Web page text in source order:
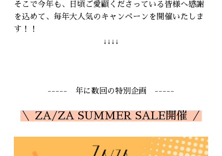
そこで今年も、日頃ご愛顧くださっている皆様へ感謝
を込めて、毎年大人気のキャンペーンを開催いたしま
す！！
↓↓↓↓
----- 年に数回の特別企画 -----
＼ ZA/ZA SUMMER SALE開催 ／